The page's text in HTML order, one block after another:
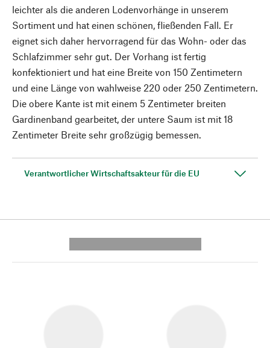
leichter als die anderen Lodenvorhänge in unserem
Sortiment und hat einen schönen, fließenden Fall. Er
eignet sich daher hervorragend für das Wohn- oder das
Schlafzimmer sehr gut. Der Vorhang ist fertig
konfektioniert und hat eine Breite von 150 Zentimetern
und eine Länge von wahlweise 220 oder 250 Zentimetern.
Die obere Kante ist mit ­einem 5 Zentimeter breiten
Gardinenband gearbeitet, der untere Saum ist mit 18
Zentimeter Breite sehr großzügig bemessen.
Verantwortlicher Wirtschaftsakteur für die EU